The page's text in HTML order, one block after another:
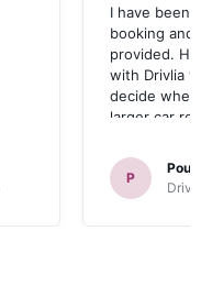
I have been
booking and
provided.
with Drivlia
decide
larger car
P
Poul